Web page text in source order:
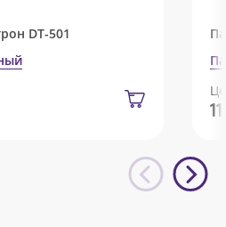
DT-501
11